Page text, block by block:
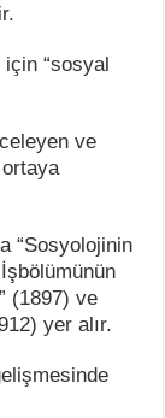
“sosyal
ve
“Sosyolojinin
(1897) ve
yer alır.